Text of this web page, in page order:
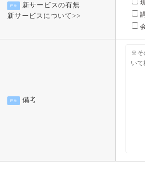
任意
新サービスの有無
新サービスについて>>
任意 備考